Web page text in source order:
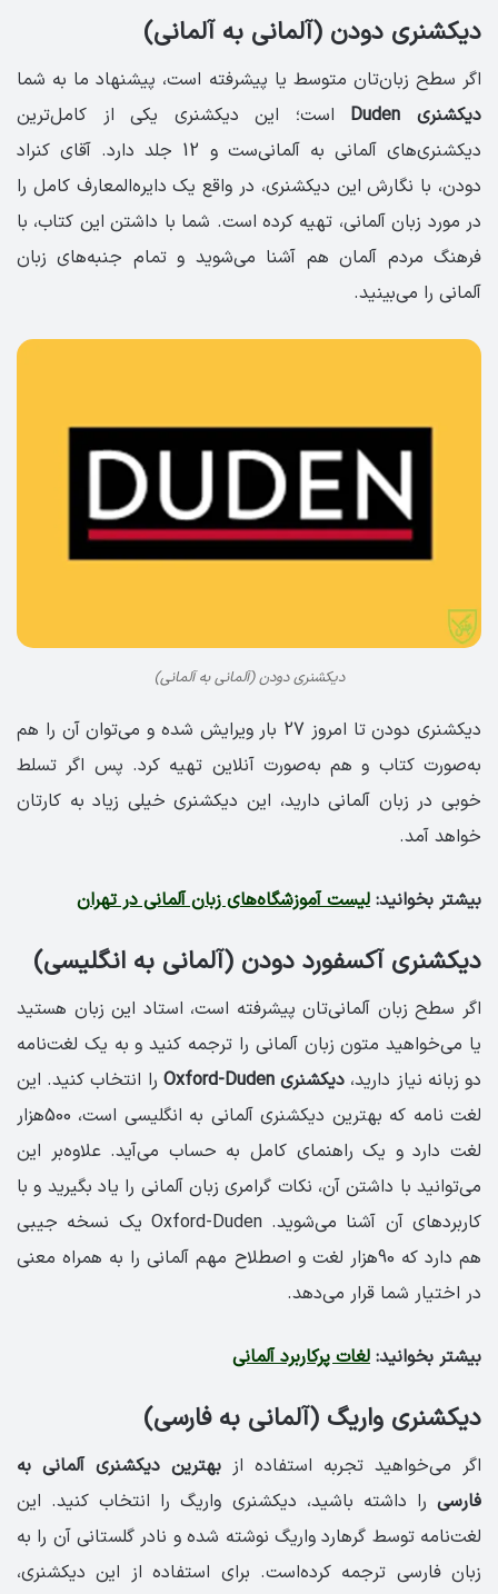
دیکشنری دودن (آلمانی به آلمانی)
اگر سطح زبان‌تان متوسط یا پیشرفته است، پیشنهاد ما به شما
دیکشنری Duden
است؛ این دیکشنری یکی از کامل‌ترین
دیکشنری‌های آلمانی به آلمانی‌ست و 12 جلد دارد. آقای کنراد
دودن، با نگارش این دیکشنری، در واقع یک دایره‌المعارف کامل را
در مورد زبان آلمانی، تهیه کرده است. شما با داشتن این کتاب، با
فرهنگ مردم آلمان هم آشنا می‌شوید و تمام جنبه‌های زبان
آلمانی را می‌بینید.
دیکشنری دودن (آلمانی به آلمانی)
دیکشنری دودن تا امروز 27 بار ویرایش شده و می‌توان آن را هم
به‌صورت کتاب و هم به‌صورت آنلاین تهیه کرد. پس اگر تسلط
خوبی در زبان آلمانی دارید، این دیکشنری خیلی زیاد به کارتان
خواهد آمد.
بیشتر بخوانید: لیست آموزشگاه‌های زبان آلمانی در تهران
دیکشنری آکسفورد دودن (آلمانی به انگلیسی)
اگر سطح زبان آلمانی‌تان پیشرفته است، استاد این زبان هستید
یا می‌خواهید متون زبان آلمانی را ترجمه کنید و به یک لغت‌نامه
دو زبانه نیاز دارید، دیکشنری Oxford-Duden
را انتخاب کنید. این
لغت نامه که بهترین دیکشنری آلمانی به انگلیسی است، 500هزار
لغت دارد و یک راهنمای کامل به حساب می‌آید. علاوه‌بر این
می‌توانید با داشتن آن، نکات گرامری زبان آلمانی را یاد‌ بگیرید و با
کاربردهای آن آشنا می‌شوید. Oxford-Duden یک نسخه جیبی
هم دارد که 90هزار لغت و اصطلاح مهم آلمانی را به همراه معنی
در اختیار شما قرار می‌دهد.
بیشتر بخوانید: لغات پرکاربرد آلمانی
دیکشنری واریگ (آلمانی به فارسی)
اگر می‌خواهید تجربه استفاده از بهترین دیکشنری آلمانی به
فارسی را داشته باشید، دیکشنری واریگ را انتخاب کنید. این
لغت‌نامه توسط گرهارد واریگ نوشته شده و نادر گلستانی آن را به
زبان فارسی ترجمه کرده‌است. برای استفاده از این دیکشنری،